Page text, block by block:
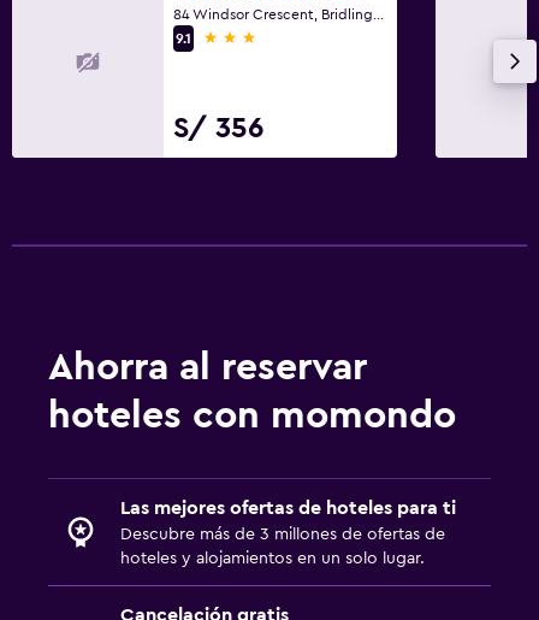
9.1
3 estrellas
S/ 356
Ahorra al reservar
hoteles con momondo
Las mejores ofertas de hoteles para ti
Descubre más de 3 millones de ofertas de
hoteles y alojamientos en un solo lugar.
Cancelación gratis